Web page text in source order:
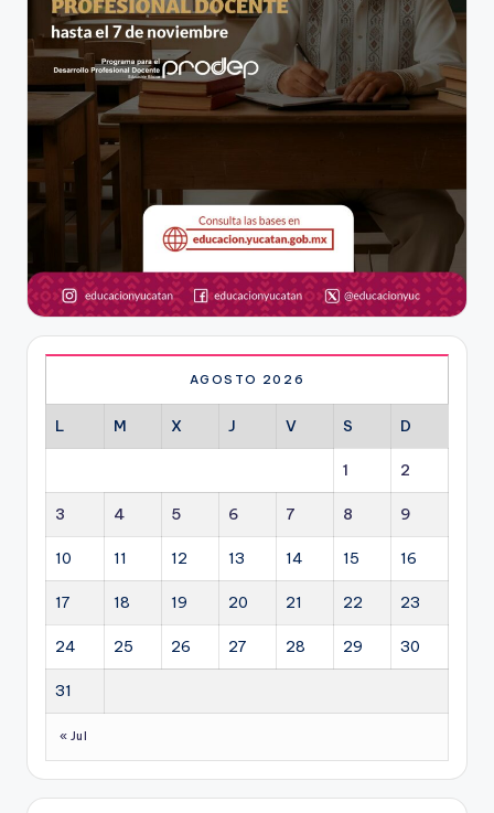
AGOSTO 2026
L M X J V S D
1 2
3 4 5 6 7 8 9
10 11 12 13 14 15 16
17 18 19 20 21 22 23
24 25 26 27 28 29 30
31
« Jul